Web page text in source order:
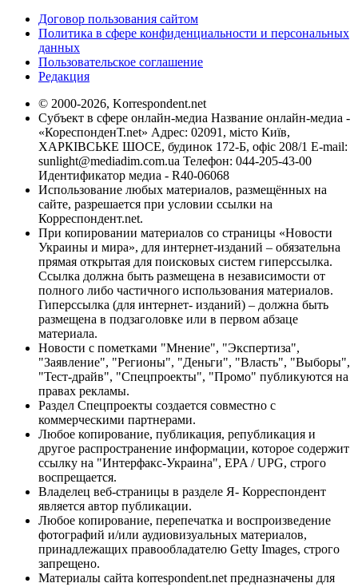
Договор пользования сайтом
Политика в сфере конфиденциальности и персональных
данных
Пользовательское соглашение
Редакция
© 2000-2026, Korrespondent.net
Субъект в сфере онлайн-медиа Название онлайн-медиа -
«КореспонденТ.net» Адрес: 02091, місто Київ,
ХАРКІВСЬКЕ ШОСЕ, будинок 172-Б, офіс 208/1 E-mail:
sunlight@mediadim.com.ua Телефон: 044-205-43-00
Идентификатор медиа - R40-06068
Использование любых материалов, размещённых на
сайте, разрешается при условии ссылки на
Корреспондент.net.
При копировании материалов со страницы «Новости
Украины и мира», для интернет-изданий – обязательна
прямая открытая для поисковых систем гиперссылка.
Ссылка должна быть размещена в независимости от
полного либо частичного использования материалов.
Гиперссылка (для интернет- изданий) – должна быть
размещена в подзаголовке или в первом абзаце
материала.
Новости с пометками "Мнение", "Экспертиза",
"Заявление", "Регионы", "Деньги", "Власть", "Выборы",
"Тест-драйв", "Спецпроекты", "Промо" публикуются на
правах рекламы.
Раздел Спецпроекты создается совместно с
коммерческими партнерами.
Любое копирование, публикация, републикация и
другое распространение информации, которое содержит
ссылку на "Интерфакс-Украина", EPA / UPG, строго
воспрещается.
Владелец веб-страницы в разделе Я- Корреспондент
является автор публикации.
Любое копирование, перепечатка и воспроизведение
фотографий и/или аудиовизуальных материалов,
принадлежащих правообладателю Getty Images, строго
запрещено.
Материалы сайта korrespondent.net предназначены для